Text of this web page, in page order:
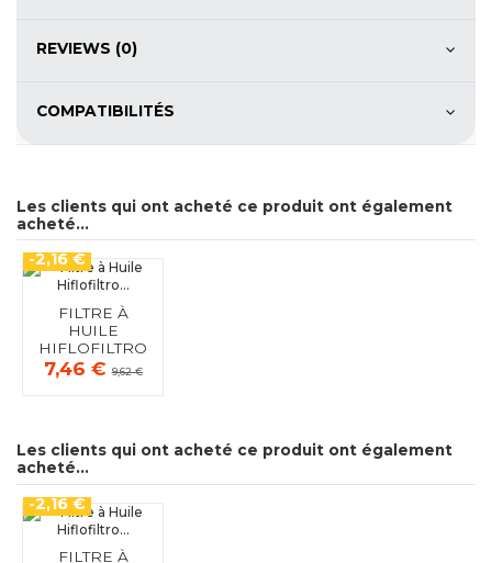
REVIEWS (0)
COMPATIBILITÉS
Les clients qui ont acheté ce produit ont également
acheté...
-2,16 €
FILTRE À
HUILE
HIFLOFILTRO
HF183
7,46 €9,62 €
Les clients qui ont acheté ce produit ont également
acheté...
-2,16 €
FILTRE À